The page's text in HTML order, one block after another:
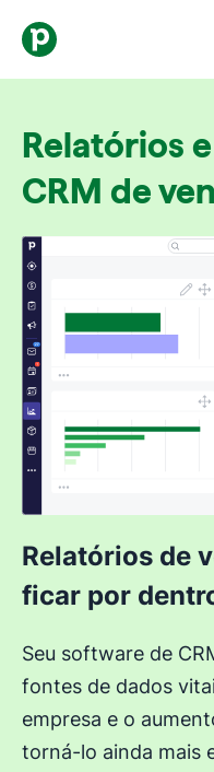
Relatórios
CRM de
Relatórios de
ficar por
Seu software de
fontes de dados
empresa e o
torná-lo ainda mais